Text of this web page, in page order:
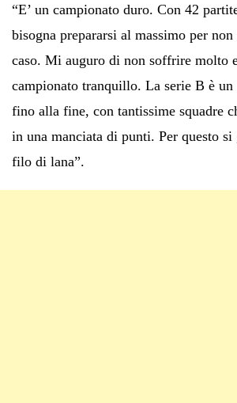
“E’ un campionato duro. Con 42
bisogna prepararsi al massimo per
caso. Mi auguro di non soffrire molto
campionato tranquillo. La serie B è
fino alla fine, con tantissime squadre
in una manciata di punti. Per questo si
filo di lana”.